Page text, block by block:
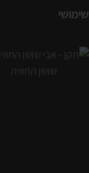
שימושי